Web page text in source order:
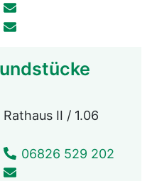
Rathaus II / 1.06
06826 529 202